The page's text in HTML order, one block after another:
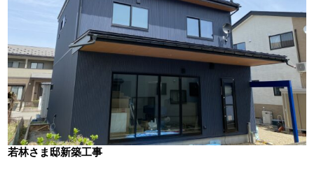
若林さま邸新築工事